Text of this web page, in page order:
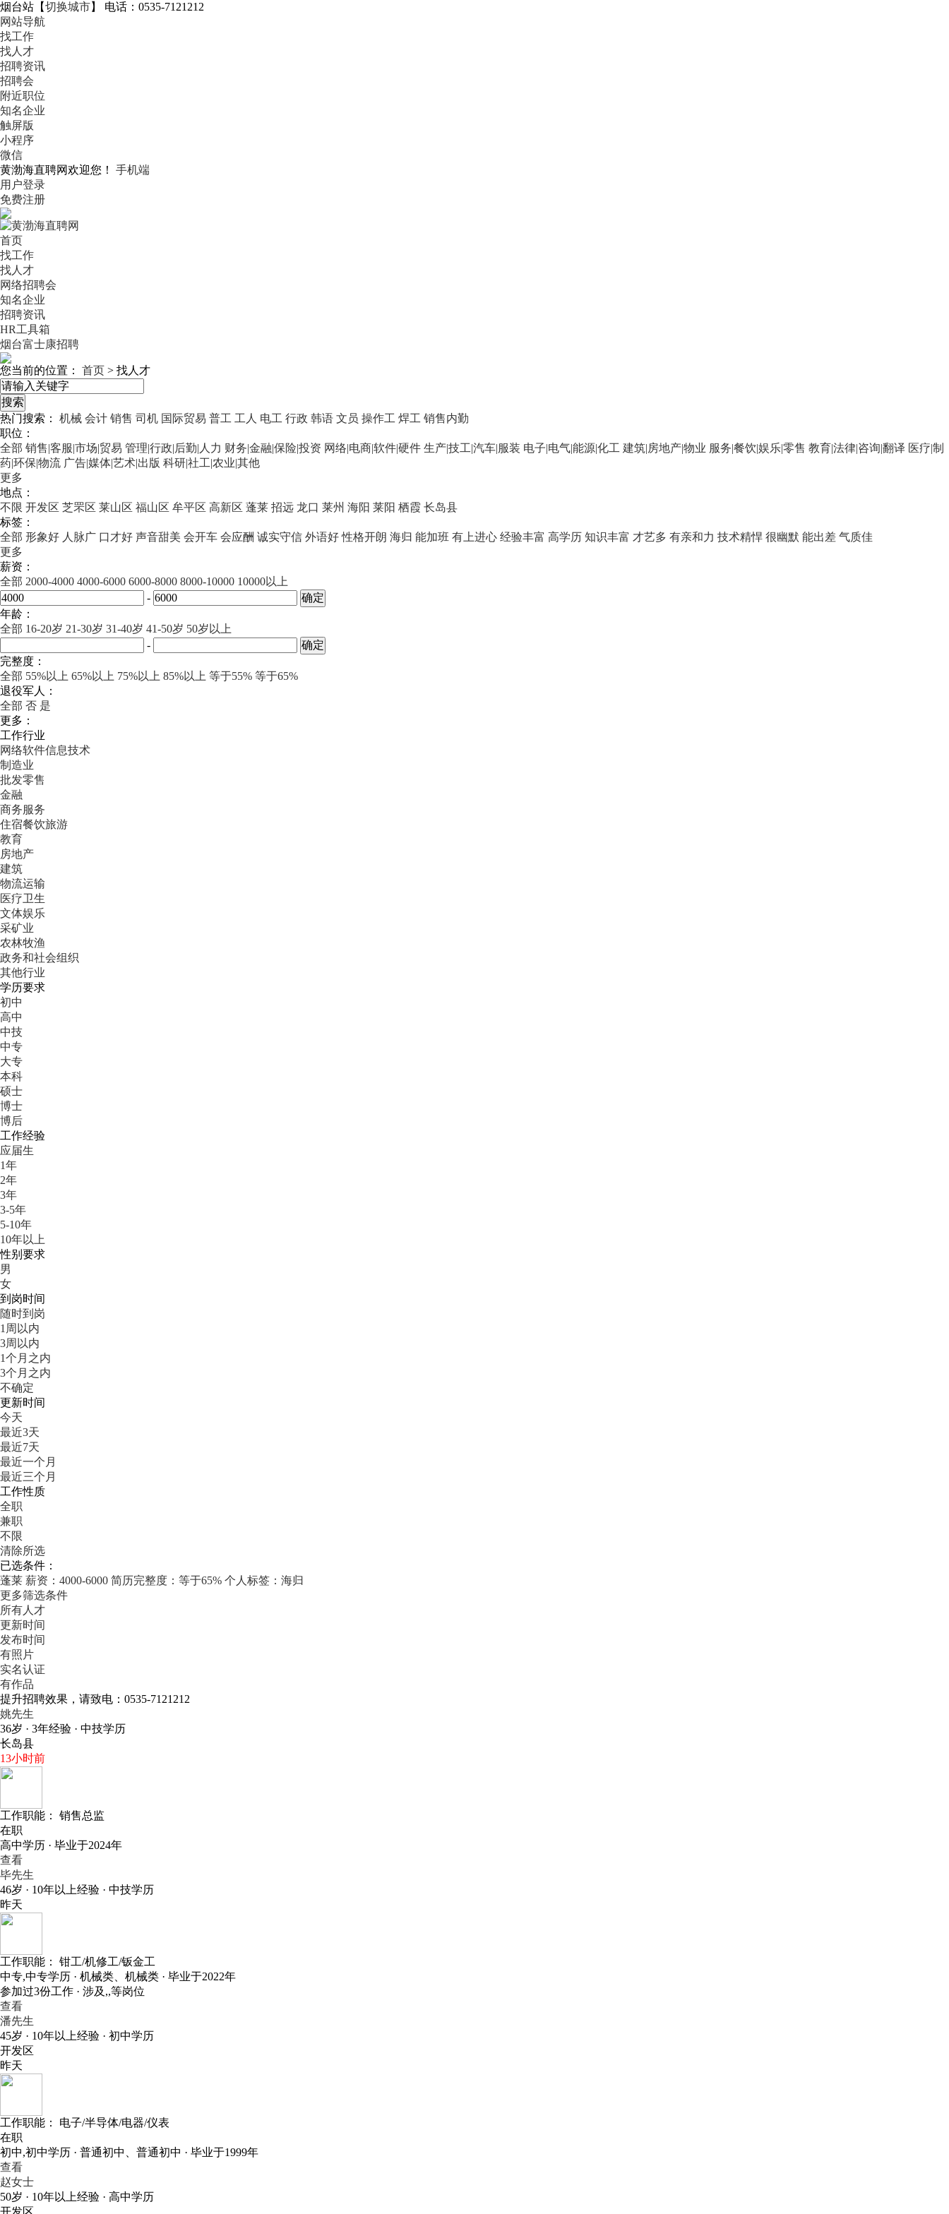
烟台站 【切换城市】
电话：0535-7121212
网站导航
找工作
找人才
招聘资讯
招聘会
附近职位
知名企业
触屏版
小程序
微信
黄渤海直聘网欢迎您！
手机端
用户登录
免费注册
首页
找工作
找人才
网络招聘会
知名企业
招聘资讯
HR工具箱
烟台富士康招聘
您当前的位置： 首页 > 找人才
热门搜索： 机械 会计 销售 司机 国际贸易 普工 工人 电工 行政 韩语 文员 操作工 焊工 销售内勤
职位：
全部 销售|客服|市场|贸易 管理|行政|后勤|人力 财务|金融|保险|投资 网络|电商|软件|硬件 生产|技工|汽车|服装 电子|电气|能源|化工 建筑|房地产|物业 服务|餐饮|娱乐|零售 教育|法律|咨询|翻译 医疗|制
药|环保|物流 广告|媒体|艺术|出版 科研|社工|农业|其他
更多
地点：
不限 开发区 芝罘区 莱山区 福山区 牟平区 高新区 蓬莱 招远 龙口 莱州 海阳 莱阳 栖霞 长岛县
标签：
全部 形象好 人脉广 口才好 声音甜美 会开车 会应酬 诚实守信 外语好 性格开朗 海归 能加班 有上进心 经验丰富 高学历 知识丰富 才艺多 有亲和力 技术精悍 很幽默 能出差 气质佳
更多
薪资：
全部 2000-4000 4000-6000 6000-8000 8000-10000 10000以上
-
年龄：
全部 16-20岁 21-30岁 31-40岁 41-50岁 50岁以上
-
完整度：
全部 55%以上 65%以上 75%以上 85%以上 等于55% 等于65%
退役军人：
全部 否 是
更多：
工作行业
网络软件信息技术
制造业
批发零售
金融
商务服务
住宿餐饮旅游
教育
房地产
建筑
物流运输
医疗卫生
文体娱乐
采矿业
农林牧渔
政务和社会组织
其他行业
学历要求
初中
高中
中技
中专
大专
本科
硕士
博士
博后
工作经验
应届生
1年
2年
3年
3-5年
5-10年
10年以上
性别要求
男
女
到岗时间
随时到岗
1周以内
3周以内
1个月之内
3个月之内
不确定
更新时间
今天
最近3天
最近7天
最近一个月
最近三个月
工作性质
全职
兼职
不限
清除所选
已选条件：
蓬莱 薪资：4000-6000 简历完整度：等于65% 个人标签：海归
更多筛选条件
所有人才
更新时间
发布时间
有照片
实名认证
有作品
提升招聘效果，请致电：0535-7121212
姚先生
36岁 · 3年经验 · 中技学历
长岛县
13小时前
工作职能： 销售总监
在职
高中学历 · 毕业于2024年
查看
毕先生
46岁 · 10年以上经验 · 中技学历
昨天
工作职能： 钳工/机修工/钣金工
中专,中专学历 · 机械类、机械类 · 毕业于2022年
参加过3份工作 · 涉及,,等岗位
查看
潘先生
45岁 · 10年以上经验 · 初中学历
开发区
昨天
工作职能： 电子/半导体/电器/仪表
在职
初中,初中学历 · 普通初中、普通初中 · 毕业于1999年
查看
赵女士
50岁 · 10年以上经验 · 高中学历
开发区